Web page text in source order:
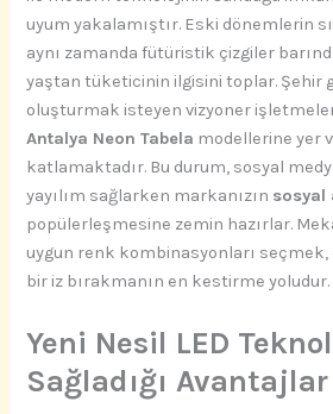
uyum yakalamıştır. Eski dönemlerin
aynı zamanda fütüristik çizgiler
yaştan tüketicinin ilgisini toplar. Şehir
oluşturmak isteyen vizyoner
Antalya Neon Tabela modellerine yer
katlamaktadır. Bu durum, sosyal
yayılım sağlarken markanızın sosyal
popülerleşmesine zemin hazırlar.
uygun renk kombinasyonları seçmek,
bir iz bırakmanın en kestirme yoludur.
Yeni Nesil LED
Sağladığı Avantajlar